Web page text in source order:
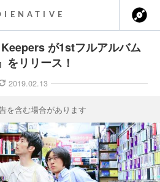
が1stフルアルバム
をリリース！
2019.02.13
を含む場合があります